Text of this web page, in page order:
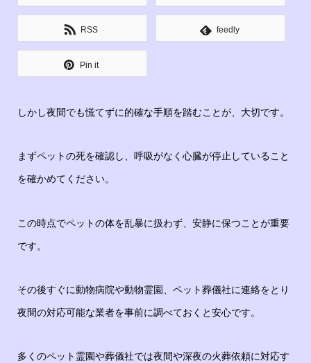
RSS feedly
Pin it
しかし夜間でも慌てずに的確な手順を踏むことが、大切です。
まずペットの死を確認し、呼吸がなく心臓が停止していること
を確かめてください。
この時点でペットの体を乱暴に扱わず、安静に保つことが重要
です。
その後すぐに動物病院や動物霊園、ペット葬儀社に連絡をとり
夜間の対応可能な業者を事前に調べておくと安心です。
多くのペット霊園や葬儀社では夜間や深夜の火葬依頼に対応す